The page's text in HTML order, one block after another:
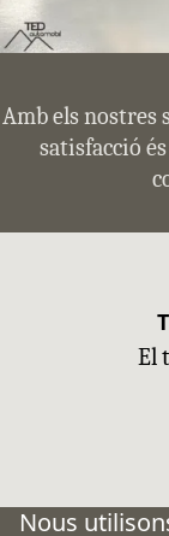
Nous
Amb els nostres
satisfacció
El